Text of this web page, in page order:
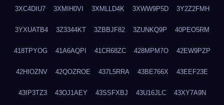
3XC4DIU7 3XMIH0VI 3XMLLD4K 3XWW9P5D 3Y2Z2FMH
3YXUATB4 3Z3344KT 3ZBBJF82 3ZUNKQ9P 40PEO5RM
418TPYOG 41A6AQPI 41CR68ZC 428MPM7O 42EW9PZP
42HIOZNV 42QOZROE 437L5RRA 43BE766X 43EEF23E
43IP3TZ3 43OJ1AEY 43SSFXBJ 43U16JLC 43XY7A9N